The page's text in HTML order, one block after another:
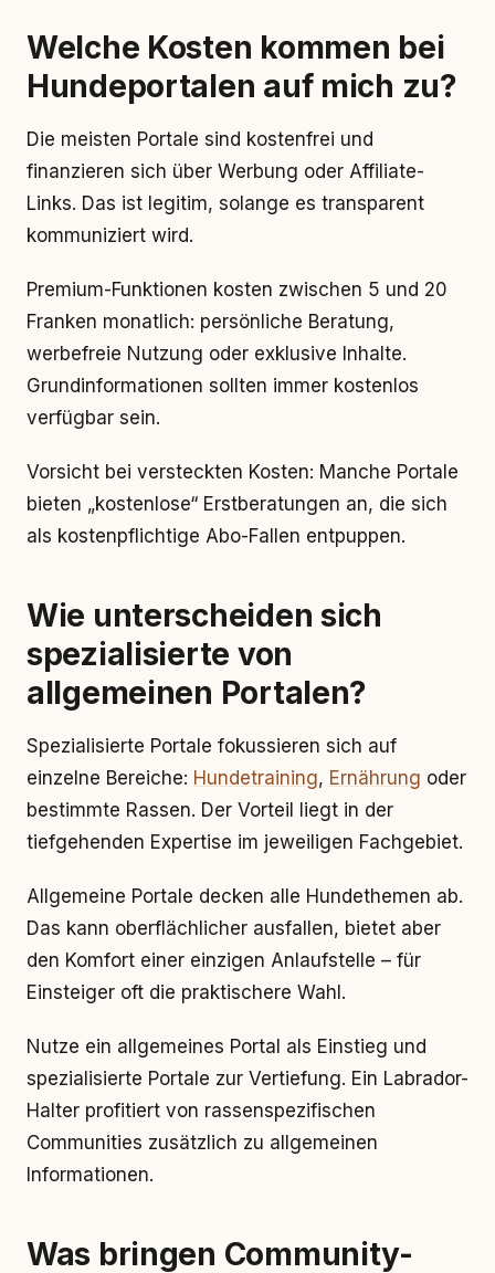
Welche Kosten kommen bei
Hundeportalen auf mich zu?
Die meisten Portale sind kostenfrei und
finanzieren sich über Werbung oder Affiliate-
Links. Das ist legitim, solange es transparent
kommuniziert wird.
Premium-Funktionen kosten zwischen 5 und 20
Franken monatlich: persönliche Beratung,
werbefreie Nutzung oder exklusive Inhalte.
Grundinformationen sollten immer kostenlos
verfügbar sein.
Vorsicht bei versteckten Kosten: Manche Portale
bieten „kostenlose“ Erstberatungen an, die sich
als kostenpflichtige Abo-Fallen entpuppen.
Wie unterscheiden sich
spezialisierte von
allgemeinen Portalen?
Spezialisierte Portale fokussieren sich auf
einzelne Bereiche: Hundetraining, Ernährung oder
bestimmte Rassen. Der Vorteil liegt in der
tiefgehenden Expertise im jeweiligen Fachgebiet.
Allgemeine Portale decken alle Hundethemen ab.
Das kann oberflächlicher ausfallen, bietet aber
den Komfort einer einzigen Anlaufstelle – für
Einsteiger oft die praktischere Wahl.
Nutze ein allgemeines Portal als Einstieg und
spezialisierte Portale zur Vertiefung. Ein Labrador-
Halter profitiert von rassenspezifischen
Communities zusätzlich zu allgemeinen
Informationen.
Was bringen Community-